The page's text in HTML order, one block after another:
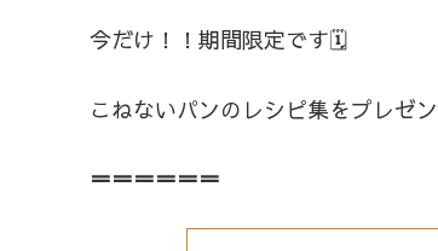
今だけ！！期間限定です🗓️
こねないパンのレシピ集をプレゼ
＝＝＝＝＝＝